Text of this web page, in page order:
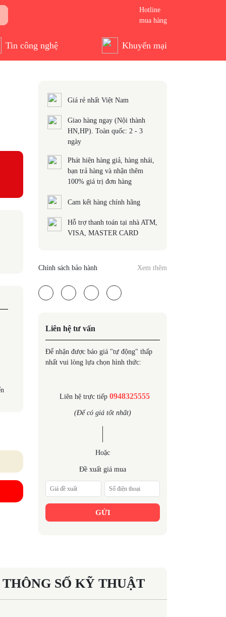
Hotline
mua hàng
Tin công nghệ Khuyến mại
Giá rẻ nhất Việt Nam
Giao hàng ngay (Nội thành
HN,HP). Toàn quốc: 2 - 3
ngày
Phát hiện hàng giả, hàng nhái,
bạn trả hàng và nhận thêm
100% giá trị đơn hàng
Cam kết hàng chính hãng
Hỗ trợ thanh toán tại nhà ATM,
VISA, MASTER CARD
Chính sách bảo hành Xem thêm
Liên hệ tư vấn
Để nhận được báo giá "tự động" thấp
nhất vui lòng lựa chọn hình thức:
Liên hệ trực tiếp 0948325555
(Để có giá tốt nhất)
Hoặc
Đề xuất giá mua
GỬI
THÔNG SỐ KỸ THUẬT